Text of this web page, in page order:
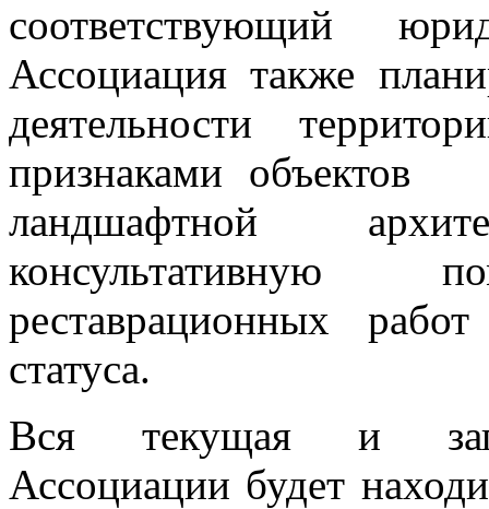
соответствующий
Ассоциация также
деятельности
признаками объектов
ландшафтной
реставрационных
статуса.
Вся текущая и
Ассоциации будет